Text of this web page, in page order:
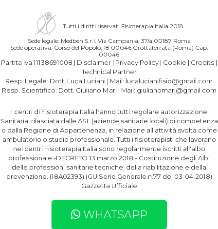
WHATSAPP
Tutti i diritti riservati Fisioterapia Italia 2018
Sede legale: Medben S.r.l.,Via Campania, 37/a 00187 Roma
Sede operativa: Corso del Popolo, 18 00046 Grottaferrata (Roma) Cap.
00046
Partita iva 11138691008 | Disclaimer | Privacy Policy | Cookie | Credits |
Technical Partner
Resp. Legale: Dott. Luca Luciani | Mail: lucalucianifisio@gmail.com
Resp. Scientifico: Dott. Giuliano Mari| Mail: giulianomari@gmail.com
I centri di Fisioterapia Italia hanno tutti regolare autorizzazione
Sanitaria, rilasciata dalle ASL (aziende sanitarie locali) di competenza
o dalla Regione di Appartenenza, in relazione all'attività svolta come
ambulatorio o studio professionale. Tutti i fisioterapisti che lavorano
nei centri Fisioterapia Italia sono regolarmente iscritti all'albo
professionale -DECRETO 13 marzo 2018 - Costituzione degli Albi
delle professioni sanitarie tecniche, della riabilitazione e della
prevenzione. (18A02393) (GU Serie Generale n.77 del 03-04-2018)
Gazzetta Ufficiale